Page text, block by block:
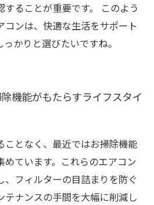
ることが重要です。 このよう
コンは、快適な生活をサポート
かりと選びたいですね。
機能がもたらすライフスタイ
ことなく、最近ではお掃除機能
めています。これらのエアコン
、フィルターの目詰まりを防ぐ
テナンスの手間を大幅に削減し